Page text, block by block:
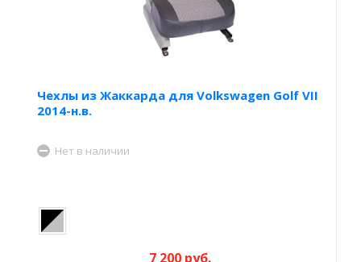
Чехлы из Жаккарда для Volkswagen Golf VII
2014-н.в.
Нет в наличии
7 200 руб.